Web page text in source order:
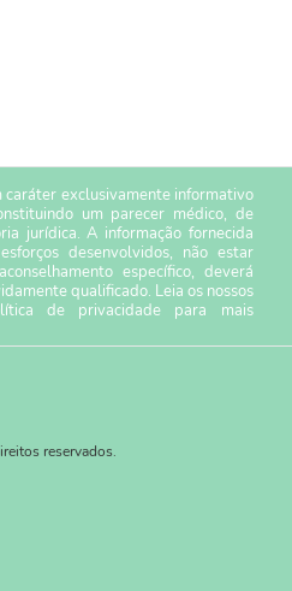
caráter exclusivamente informativo
um parecer médico, de
jurídica. A informação fornecida
desenvolvidos, não estar
específico, deverá
qualificado. Leia os nossos
de privacidade para mais
reservados.